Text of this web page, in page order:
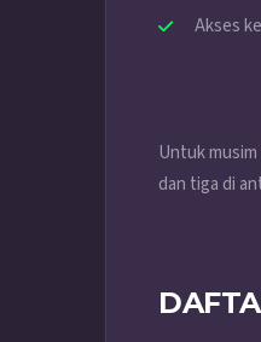
Akses
Untuk musim
dan tiga di